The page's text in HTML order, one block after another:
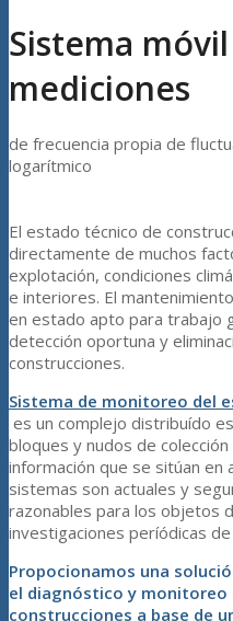
Sistema
mediciones
de frecuencia propia de
logarítmico
El estado téсnico de
directamente de muchos
explotación, condiciones
e interiores. El
en estado apto para trabajo
detección oportuna y
construcciones.
Sistema de monitoreo del
es un complejo distribuído
bloques y nudos de
información que se sitúan en
sistemas son actuales y
razonables para los objetos
investigaciones períódicas
Propocionamos una
el diagnóstico y monitoreo
construcciones a base de